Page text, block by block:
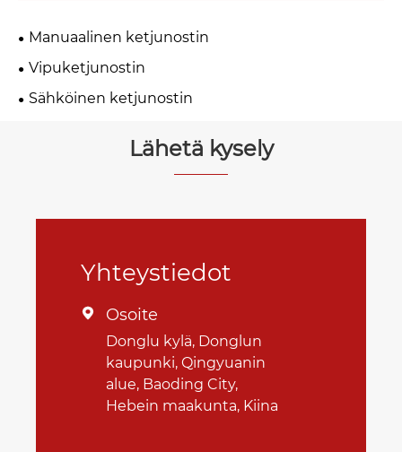
Manuaalinen ketjunostin
Vipuketjunostin
Sähköinen ketjunostin
Lähetä kysely
Yhteystiedot
 Osoite
Donglu kylä, Donglun
kaupunki, Qingyuanin
alue, Baoding City,
Hebein maakunta, Kiina